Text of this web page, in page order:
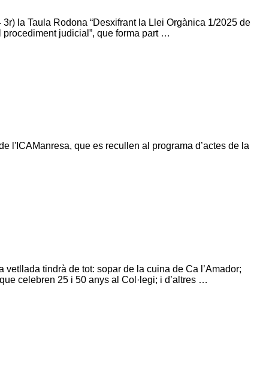
la Taula Rodona “Desxifrant la Llei Orgànica 1/2025 de
judicial”, que forma part …
l'ICAManresa, que es recullen al programa d’actes de la
tindrà de tot: sopar de la cuina de Ca l’Amador;
celebren 25 i 50 anys al Col·legi; i d’altres …